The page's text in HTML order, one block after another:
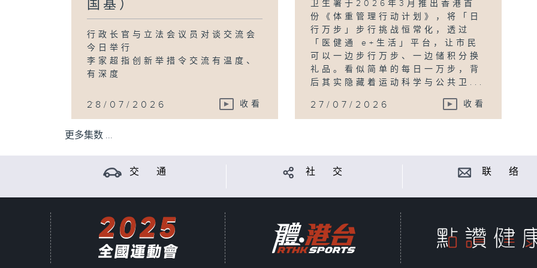
国基）
行政长官与立法会议员对谈交流会
今日举行
李家超指创新举措令交流有温度、
有深度
...
28/07/2026 收看
卫生署于2026年3月推出香港首
份《体重管理行动计划》，将「日
行万步」步行挑战恒常化，透过
「医健通 e+生活」平台，让市民
可以一边步行万步、一边储积分换
礼品。看似简单的每日一万步，背
后其实隐藏着运动科学与公共卫...
27/07/2026 收看
更多集数 ...
交 通 社 交 联 络